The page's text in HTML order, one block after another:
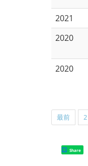
2021
2020
2020
最前 2
Share